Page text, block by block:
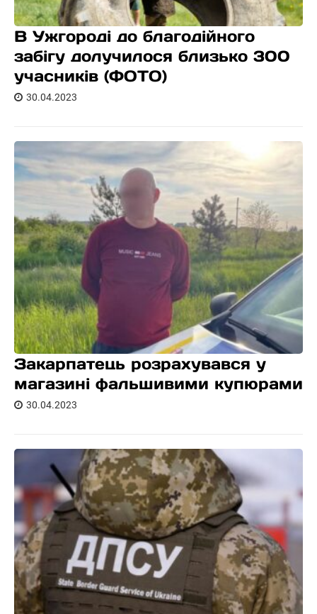
В Ужгороді до благодійного
забігу долучилося близько 300
учасників (ФОТО)
30.04.2023
Закарпатець розрахувався у
магазині фальшивими купюрами
30.04.2023